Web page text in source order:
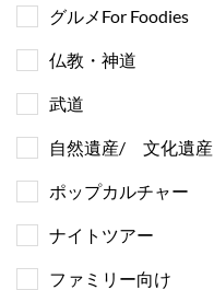
グルメFor Foodies
仏教・神道
武道
自然遺産/ 文化遺産
ポップカルチャー
ナイトツアー
ファミリー向け